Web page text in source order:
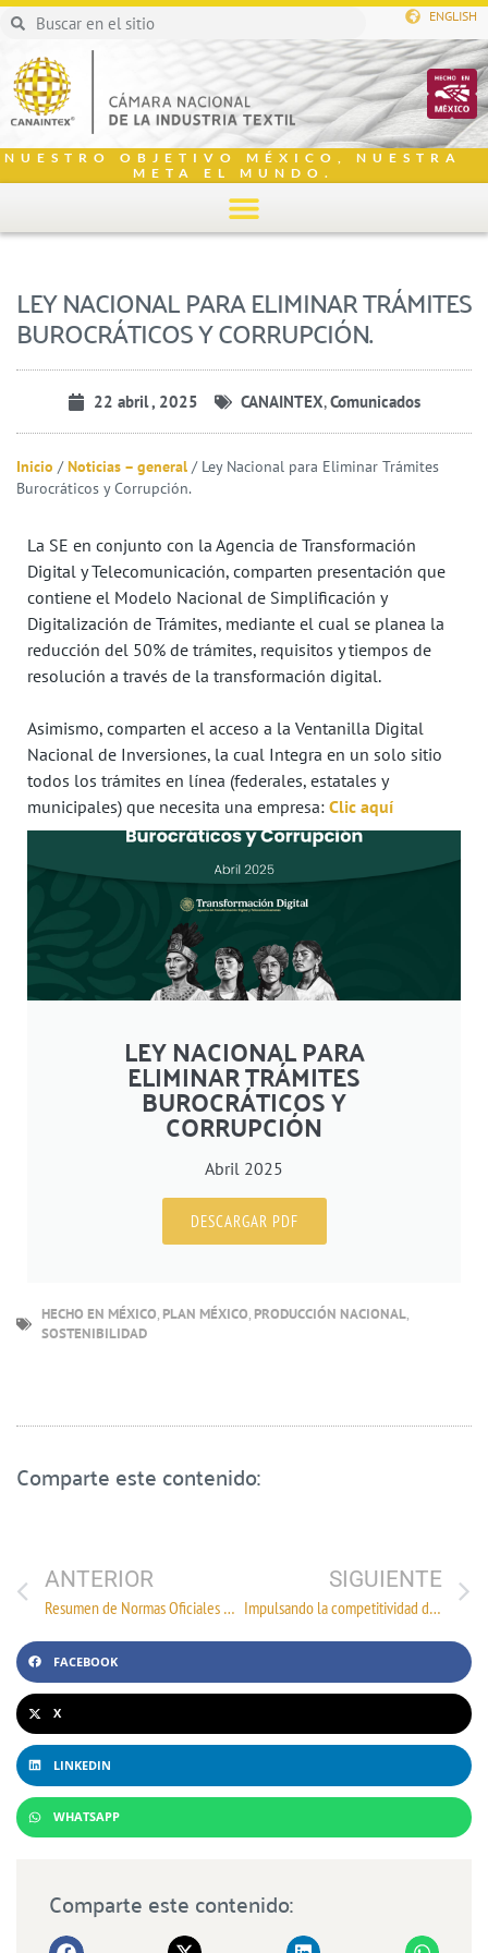
ENGLISH
NUESTRO OBJETIVO MÉXICO, NUESTRA
META EL MUNDO.
LEY NACIONAL PARA ELIMINAR TRÁMITES
BUROCRÁTICOS Y CORRUPCIÓN.
22 abril , 2025 CANAINTEX,Comunicados
Inicio /Noticias – general / Ley Nacional para Eliminar Trámites
Burocráticos y Corrupción.
La SE en conjunto con la Agencia de Transformación
Digital y Telecomunicación, comparten presentación que
contiene el Modelo Nacional de Simplificación y
Digitalización de Trámites, mediante el cual se planea la
reducción del 50% de trámites, requisitos y tiempos de
resolución a través de la transformación digital.
Asimismo, comparten el acceso a la Ventanilla Digital
Nacional de Inversiones, la cual Integra en un solo sitio
todos los trámites en línea (federales, estatales y
municipales) que necesita una empresa: Clic aquí
LEY NACIONAL PARA
ELIMINAR TRÁMITES
BUROCRÁTICOS Y
CORRUPCIÓN
Abril 2025
DESCARGAR PDF
HECHO EN MÉXICO, PLAN MÉXICO, PRODUCCIÓN NACIONAL,
SOSTENIBILIDAD
Comparte este contenido:
FACEBOOK
X
LINKEDIN
WHATSAPP
ANTERIOR
Resumen de Normas Oficiales Mexicanas y Normas Mexicanas correspondiente al primer trimestre de 2025
SIGUIENTE
Impulsando la competitividad del Sector Textil-Confección
Comparte este contenido: